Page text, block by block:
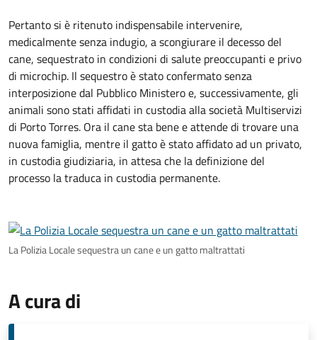
Pertanto si è ritenuto indispensabile intervenire,
medicalmente senza indugio, a scongiurare il decesso del
cane, sequestrato in condizioni di salute preoccupanti e privo
di microchip. Il sequestro è stato confermato senza
interposizione dal Pubblico Ministero e, successivamente, gli
animali sono stati affidati in custodia alla società Multiservizi
di Porto Torres. Ora il cane sta bene e attende di trovare una
nuova famiglia, mentre il gatto è stato affidato ad un privato,
in custodia giudiziaria, in attesa che la definizione del
processo la traduca in custodia permanente.
La Polizia Locale sequestra un cane e un gatto maltrattati
A cura di